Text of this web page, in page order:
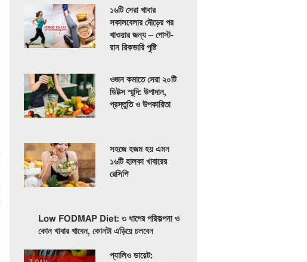
১৬টি সেরা খাবার
সকালবেলার দৌড়ের পর
খাওয়ার জন্য – পোস্ট-
রান রিকভারি পুষ্টি
ওজন কমাতে সেরা ২০টি
ডিটক্স স্মুদি: উপাদান,
প্রস্তুতি ও উপকারিতা
সহজে হজম হয় এমন
১৬টি হালকা খাবারের
রেসিপি
Low FODMAP Diet: ৩ ধাপের পরিকল্পনা ও
কোন খাবার খাবেন, কোনটা এড়িয়ে চলবেন
প্যালিও ডায়েট: